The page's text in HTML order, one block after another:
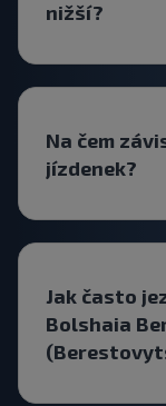
nižší?
Na čem
jízdenek?
Jak často
Bolshaia